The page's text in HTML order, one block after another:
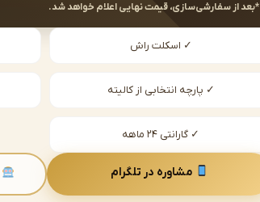
*بعد از سفارشی‌سازی، قیمت نهایی اعلام خواهد شد.
✓ اسکلت راش
✓ پارچه انتخابی از کالیته
✓ گارانتی ۲۴ ماهه
مشاوره در تلگرام